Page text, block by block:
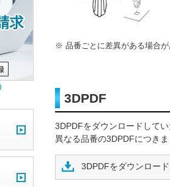
品番ごとに差異がある場合
3DPDF
3DPDFをダウンロードして
異なる品番の3DPDFにつき
3DPDFをダウンロード